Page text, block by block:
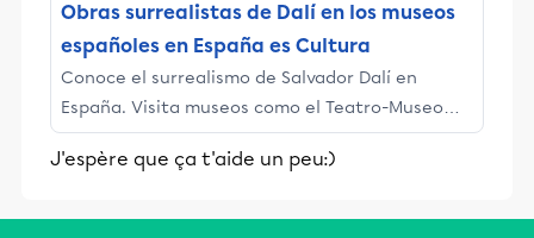
Obras surrealistas de Dalí en los museos
españoles en España es Cultura
Conoce el surrealismo de Salvador Dalí en
España. Visita museos como el Teatro-Museo
Dalí, el Museo Reina Sofía, la Casa-Museo
Salvador Dalí, el Museo Thyssen Bornemisza y
J'espère que ça t'aide un peu:)